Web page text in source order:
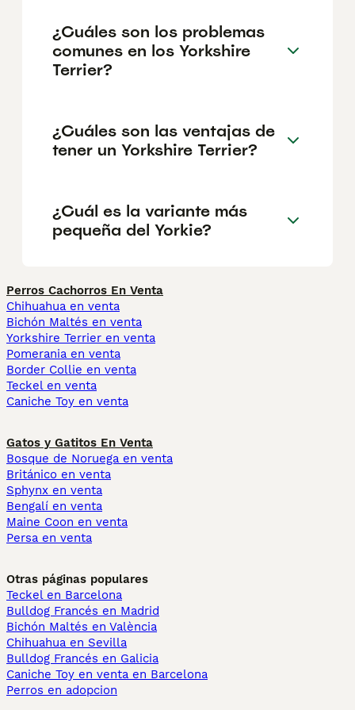
¿Cuáles son los problemas
comunes en los Yorkshire
Terrier?
¿Cuáles son las ventajas de
tener un Yorkshire Terrier?
¿Cuál es la variante más
pequeña del Yorkie?
Perros Cachorros En Venta
Chihuahua en venta
Bichón Maltés en venta
Yorkshire Terrier en venta
Pomerania en venta
Border Collie en venta
Teckel en venta
Caniche Toy en venta
Gatos y Gatitos En Venta
Bosque de Noruega en venta
Británico en venta
Sphynx en venta
Bengalí en venta
Maine Coon en venta
Persa en venta
Otras páginas populares
Teckel en Barcelona
Bulldog Francés en Madrid
Bichón Maltés en València
Chihuahua en Sevilla
Bulldog Francés en Galicia
Caniche Toy en venta en Barcelona
Perros en adopcion